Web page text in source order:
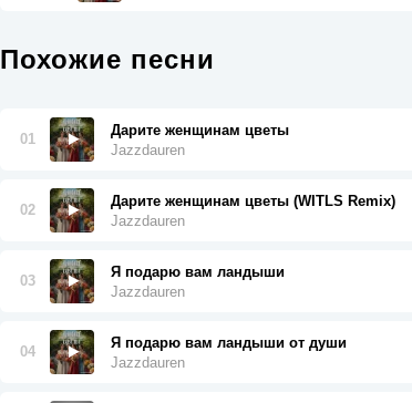
Похожие песни
01
Дарите женщинам цветы
Jazzdauren
02
Дарите женщинам цветы (WITLS Remix)
Jazzdauren
03
Я подарю вам ландыши
Jazzdauren
04
Я подарю вам ландыши от души
Jazzdauren